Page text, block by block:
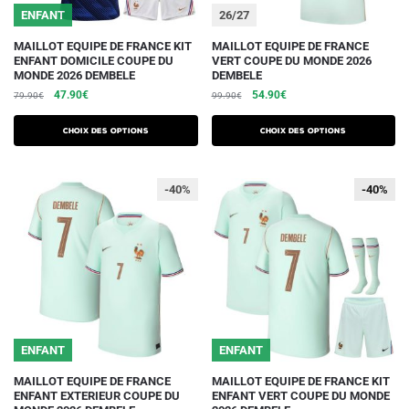
produit
produit
ENFANT
MAILLOT EQUIPE DE FRANCE KIT
ENFANT DOMICILE COUPE DU
MONDE 2026 DEMBELE
79.90€
Le
initial
était :
47.90€Le
actuel
est :
Choix des options
Ce
produit
a
variations.
peuvent
être
choisies
produit
26/27
MAILLOT EQUIPE DE FRANCE
VERT COUPE DU MONDE 2026
DEMBELE
99.90€
Le
initial
était :
54.90€Le
actuel
est :
Choix des options
Ce
produit
a
variations.
peuvent
être
choisies
page
produit
ENFANT
-40%
MAILLOT EQUIPE DE FRANCE
ENFANT EXTERIEUR COUPE DU
Ce
produit
-40%
ENFANT
-40%
MAILLOT EQUIPE DE FRANCE KIT
ENFANT VERT COUPE DU MONDE
Ce
produit